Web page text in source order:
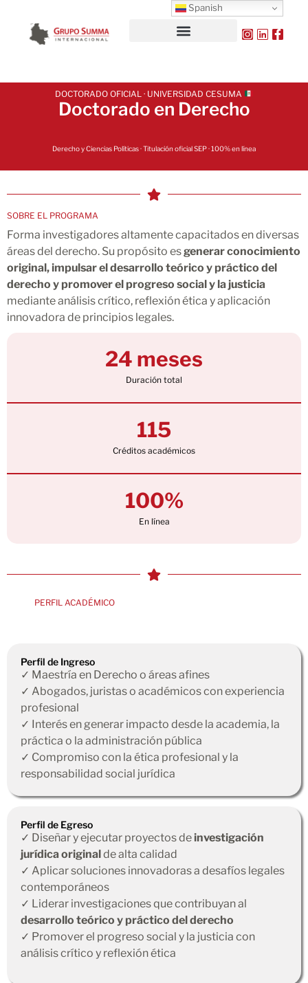
DOCTORADO OFICIAL · UNIVERSIDAD CESUMA
Doctorado en Derecho
Derecho y Ciencias Políticas · Titulación oficial SEP · 100% en línea
SOBRE EL PROGRAMA
Forma investigadores altamente capacitados en diversas
áreas del derecho. Su propósito esgenerar conocimiento
original, impulsar el desarrollo teórico y práctico del
derecho y promover el progreso social y la justicia
mediante análisis crítico, reflexión ética y aplicación
innovadora de principios legales.
24 meses
Duración total
115
Créditos académicos
100%
En línea
PERFIL ACADÉMICO
Perfil de Ingreso
✓ Maestría en Derecho o áreas afines
✓ Abogados, juristas o académicos con experiencia
profesional
✓ Interés en generar impacto desde la academia, la
práctica o la administración pública
✓ Compromiso con la ética profesional y la
responsabilidad social jurídica
Perfil de Egreso
✓ Diseñar y ejecutar proyectos de investigación
jurídica originalde alta calidad
✓ Aplicar soluciones innovadoras a desafíos legales
contemporáneos
✓ Liderar investigaciones que contribuyan al
desarrollo teórico y práctico del derecho
✓ Promover el progreso social y la justicia con
análisis crítico y reflexión ética
Spanish